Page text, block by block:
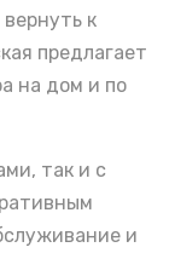
к
предлагает
на дом и по
так и с
и